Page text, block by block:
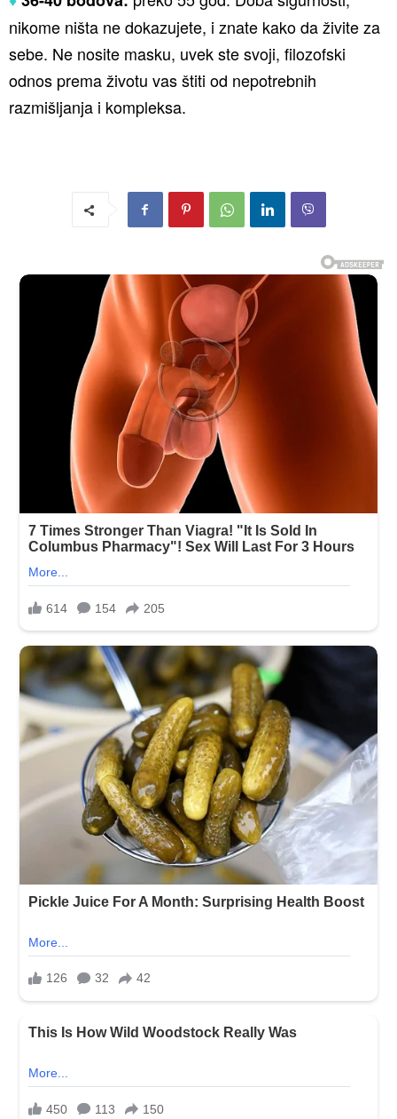
nikome ništa ne dokazujete, i znate kako da živite za
sebe. Ne nosite masku, uvek ste svoji, filozofski
odnos prema životu vas štiti od nepotrebnih
razmišljanja i kompleksa.